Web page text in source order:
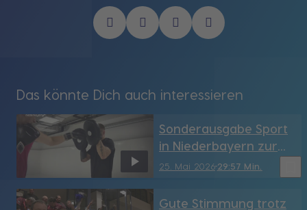
Das könnte Dich auch interessieren
25. Mai 202629:57 Min.
Sonderausgabe Sport
in Niederbayern zur
Relegation
Gute Stimmung trotz